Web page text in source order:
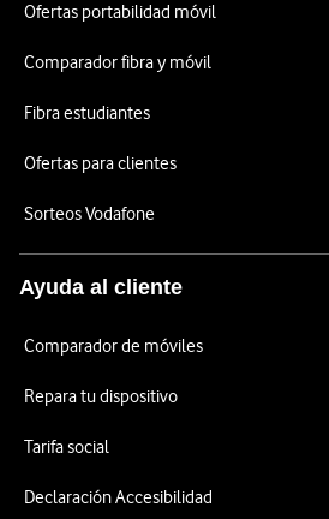
Ofertas portabilidad móvil
Comparador fibra y móvil
Fibra estudiantes
Ofertas para clientes
Sorteos Vodafone
Ayuda al cliente
Comparador de móviles
Repara tu dispositivo
Tarifa social
Declaración Accesibilidad